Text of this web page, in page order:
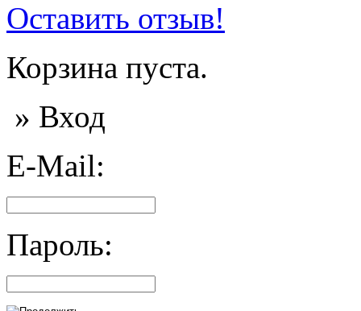
Оставить отзыв!
Корзина пуста.
» Вход
E-Mail:
Пароль: